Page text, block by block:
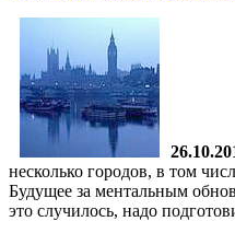
26
несколько городов, в том
Будущее за ментальным
это случилось, надо